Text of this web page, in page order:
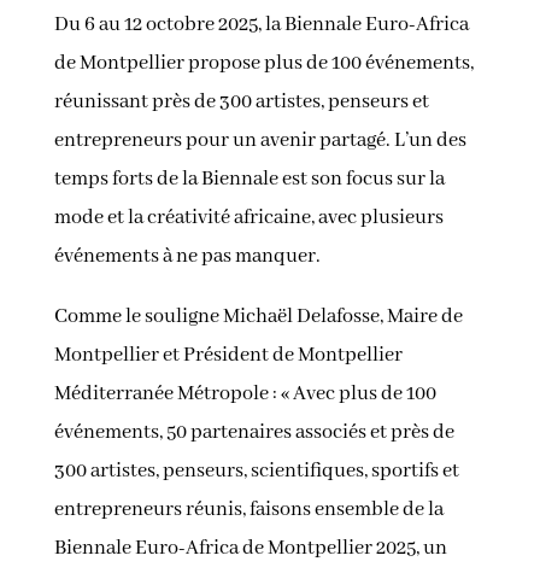
Du 6 au 12 octobre 2025, la Biennale Euro-Africa
de Montpellier propose plus de 100 événements,
réunissant près de 300 artistes, penseurs et
entrepreneurs pour un avenir partagé. L’un des
temps forts de la Biennale est son focus sur la
mode et la créativité africaine, avec plusieurs
événements à ne pas manquer.
Comme le souligne Michaël Delafosse, Maire de
Montpellier et Président de Montpellier
Méditerranée Métropole : « Avec plus de 100
événements, 50 partenaires associés et près de
300 artistes, penseurs, scientifiques, sportifs et
entrepreneurs réunis, faisons ensemble de la
Biennale Euro-Africa de Montpellier 2025, un